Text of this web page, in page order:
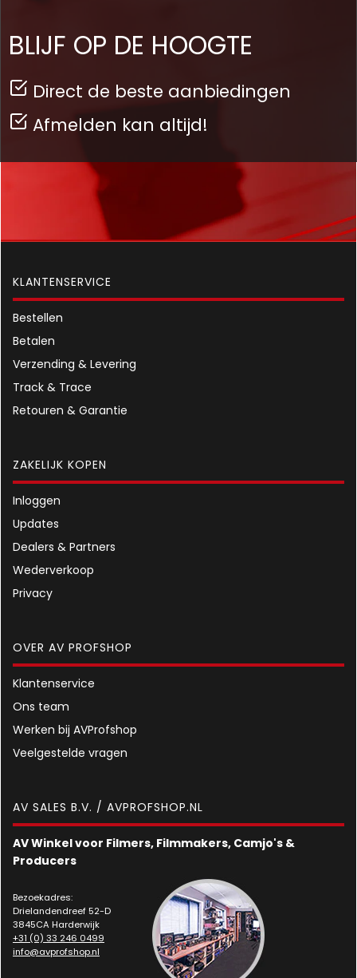
BLIJF OP DE HOOGTE
Direct de beste aanbiedingen
Afmelden kan altijd!
KLANTENSERVICE
Bestellen
Betalen
Verzending & Levering
Track & Trace
Retouren & Garantie
ZAKELIJK KOPEN
Inloggen
Updates
Dealers & Partners
Wederverkoop
Privacy
OVER AV PROFSHOP
Klantenservice
Ons team
Werken bij AVProfshop
Veelgestelde vragen
AV SALES B.V. / AVPROFSHOP.NL
AV Winkel voor Filmers, Filmmakers, Camjo's &
Producers
Bezoekadres:
Drielandendreef 52-D
3845CA Harderwijk
+31 (0) 33 246 0499
info@avprofshop.nl